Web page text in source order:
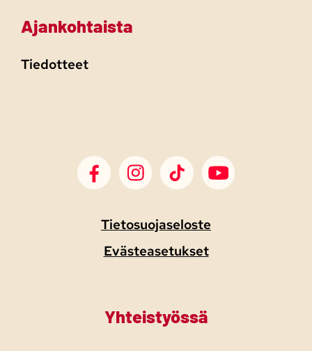
Ajankohtaista
Tiedotteet
SDP Facebook
SDP Instagram
SDP TikTokSDP Youtube
Tietosuojaseloste
Evästeasetukset
Yhteistyössä